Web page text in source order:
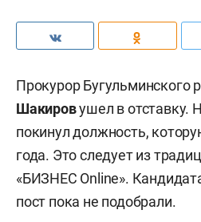
Прокурор Бугульминского
Шакировушел в отставку.
покинул должность,
года. Это следует из
«БИЗНЕС Online».
пост пока не подобрали.